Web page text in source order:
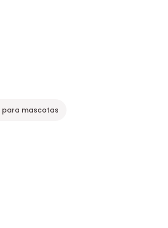
para mascotas